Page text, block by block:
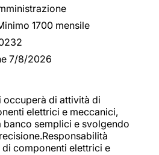
1700 mensile
7/8/2026
occuperà di attività di
elettrici e meccanici,
semplici e svolgendo
componenti elettrici e